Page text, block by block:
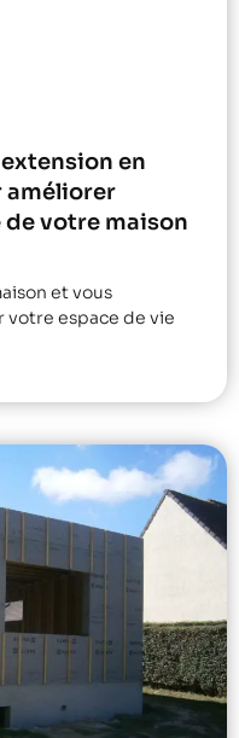
en
améliorer
votre maison
et vous
votre espace de vie